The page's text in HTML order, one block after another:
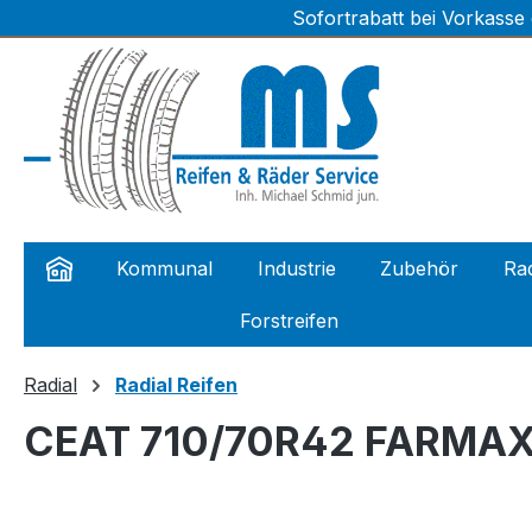
Zur Hauptnavigation springenSofortrabatt bei
Kommunal Industrie Zubehör
Forstreifen
Radial Radial Reifen
CEAT 710/70R42